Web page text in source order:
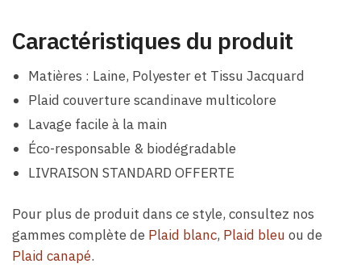
Caractéristiques du produit
Matières : Laine, Polyester et Tissu Jacquard
Plaid couverture scandinave multicolore
Lavage facile à la main
Éco-responsable & biodégradable
LIVRAISON STANDARD OFFERTE
Pour plus de produit dans ce style, consultez nos
gammes complète de Plaid blanc, Plaid bleu ou de
Plaid canapé.